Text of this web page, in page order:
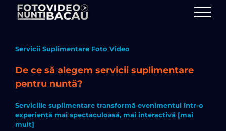
Servicii Suplimentare Foto Video
De ce să alegem servicii suplimentare
pentru nuntă?
Serviciile suplimentare transformă evenimentul într-o
experiență mai spectaculoasă, mai interactivă [mai
mult]